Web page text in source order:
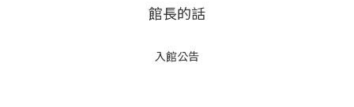
館長的話
入館公告